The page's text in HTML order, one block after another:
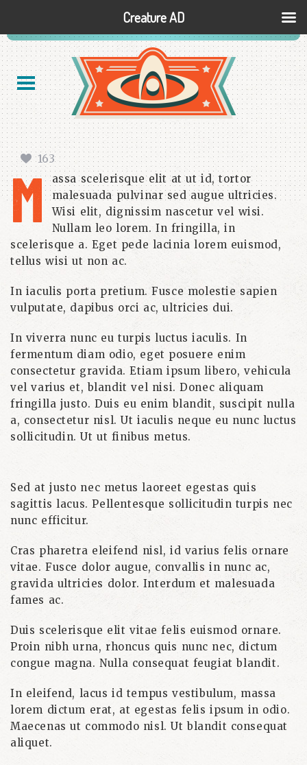
163
M
assa scelerisque elit at ut id, tortor
malesuada pulvinar sed augue ultricies.
Wisi elit, dignissim nascetur vel wisi.
Nullam leo lorem. In fringilla, in
scelerisque a. Eget pede lacinia lorem euismod,
tellus wisi ut non ac.
In iaculis porta pretium. Fusce molestie sapien
vulputate, dapibus orci ac, ultricies dui.
In viverra nunc eu turpis luctus iaculis. In
fermentum diam odio, eget posuere enim
consectetur gravida. Etiam ipsum libero, vehicula
vel varius et, blandit vel nisi. Donec aliquam
fringilla justo. Duis eu enim blandit, suscipit nulla
a, consectetur nisl. Ut iaculis neque eu nunc luctus
sollicitudin. Ut ut finibus metus.
Sed at justo nec metus laoreet egestas quis
sagittis lacus. Pellentesque sollicitudin turpis nec
nunc efficitur.
Cras pharetra eleifend nisl, id varius felis ornare
vitae. Fusce dolor augue, convallis in nunc ac,
gravida ultricies dolor. Interdum et malesuada
fames ac.
Duis scelerisque elit vitae felis euismod ornare.
Proin nibh urna, rhoncus quis nunc nec, dictum
congue magna. Nulla consequat feugiat blandit.
In eleifend, lacus id tempus vestibulum, massa
lorem dictum erat, at egestas felis ipsum in odio.
Maecenas ut commodo nisl. Ut blandit consequat
aliquet.
Creature AD